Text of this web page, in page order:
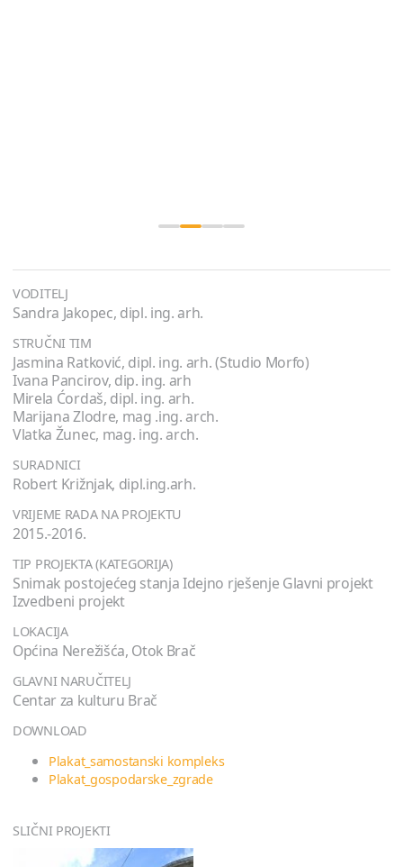
VODITELJ
Sandra Jakopec, dipl. ing. arh.
STRUČNI TIM
Jasmina Ratković, dipl. ing. arh. (Studio Morfo)
Ivana Pancirov, dip. ing. arh
Mirela Ćordaš, dipl. ing. arh.
Marijana Zlodre, mag .ing. arch.
Vlatka Žunec, mag. ing. arch.
SURADNICI
Robert Križnjak, dipl.ing.arh.
VRIJEME RADA NA PROJEKTU
2015.-2016.
TIP PROJEKTA (KATEGORIJA)
Snimak postojećeg stanja Idejno rješenje Glavni projekt
Izvedbeni projekt
LOKACIJA
Općina Nerežišća, Otok Brač
GLAVNI NARUČITELJ
Centar za kulturu Brač
DOWNLOAD
Plakat_samostanski kompleks
Plakat_gospodarske_zgrade
SLIČNI PROJEKTI